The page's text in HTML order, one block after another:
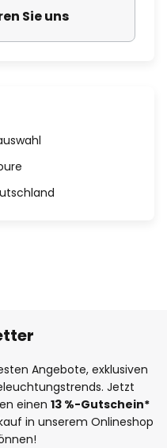
Sie uns
Angebote, exklusiven
Jetzt
einen 13 %-Gutschein*
in unserem Onlineshop